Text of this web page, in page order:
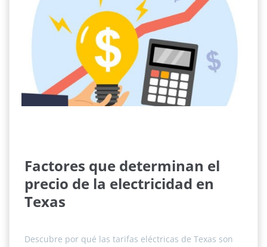
Factores que determinan el
precio de la electricidad en
Texas
Descubre por qué las tarifas eléctricas de Texas son